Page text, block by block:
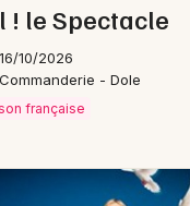
! le Spectacle
10/2026
- Dole
française